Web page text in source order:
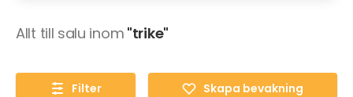
Allt till salu inom "trike"
Filter Skapa bevakning